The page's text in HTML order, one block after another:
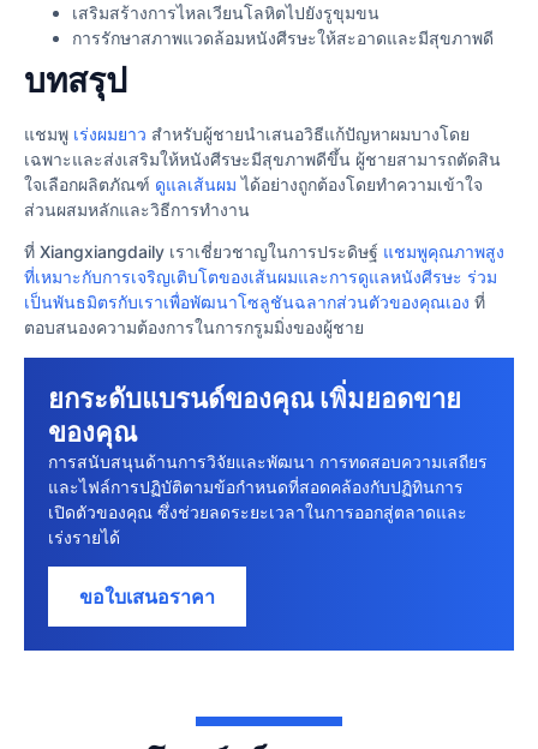
เสริมสร้างการไหลเวียนโลหิตไปยังรูขุมขน
การรักษาสภาพแวดล้อมหนังศีรษะให้สะอาดและมีสุขภาพดี
บทสรุป
แชมพู เร่งผมยาว สำหรับผู้ชายนำเสนอวิธีแก้ปัญหาผมบางโดย
เฉพาะและส่งเสริมให้หนังศีรษะมีสุขภาพดีขึ้น ผู้ชายสามารถตัดสิน
ใจเลือกผลิตภัณฑ์ ดูแลเส้นผม ได้อย่างถูกต้องโดยทำความเข้าใจ
ส่วนผสมหลักและวิธีการทำงาน
ที่ Xiangxiangdaily เราเชี่ยวชาญในการประดิษฐ์ แชมพูคุณภาพสูง
ที่เหมาะกับการเจริญเติบโตของเส้นผมและการดูแลหนังศีรษะ ร่วม
เป็นพันธมิตรกับเราเพื่อพัฒนาโซลูชันฉลากส่วนตัวของคุณเอง ที่
ตอบสนองความต้องการในการกรูมมิ่งของผู้ชาย
ยกระดับแบรนด์ของคุณ เพิ่มยอดขาย
ของคุณ
การสนับสนุนด้านการวิจัยและพัฒนา การทดสอบความเสถียร
และไฟล์การปฏิบัติตามข้อกําหนดที่สอดคล้องกับปฏิทินการ
เปิดตัวของคุณ ซึ่งช่วยลดระยะเวลาในการออกสู่ตลาดและ
เร่งรายได้
ขอใบเสนอราคา